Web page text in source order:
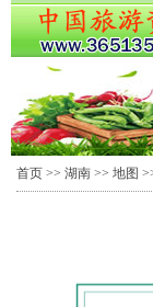
首页 >> 湖南 >> 地图